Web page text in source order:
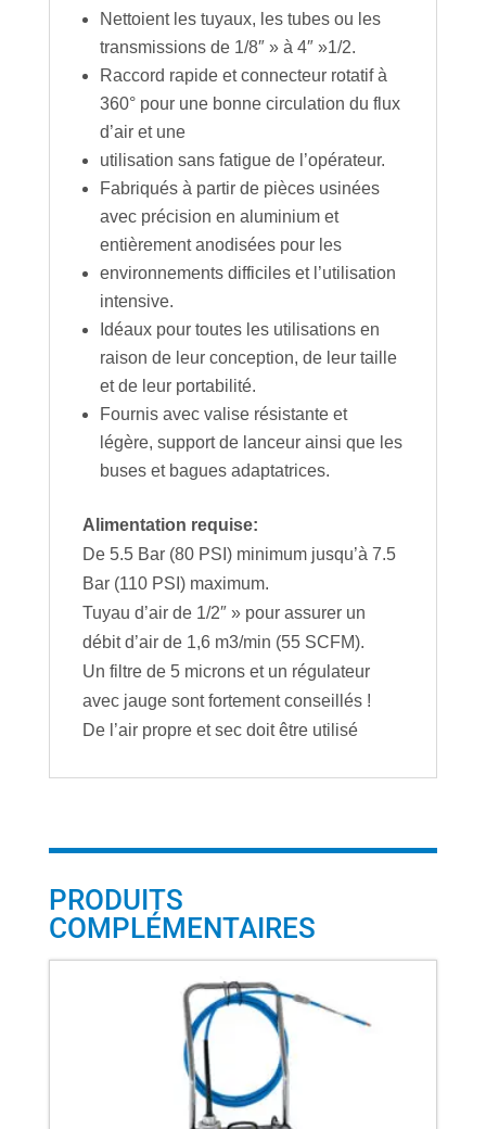
Nettoient les tuyaux, les tubes ou les
transmissions de 1/8″ » à 4″ »1/2.
Raccord rapide et connecteur rotatif à
360° pour une bonne circulation du flux
d’air et une
utilisation sans fatigue de l’opérateur.
Fabriqués à partir de pièces usinées
avec précision en aluminium et
entièrement anodisées pour les
environnements difficiles et l’utilisation
intensive.
Idéaux pour toutes les utilisations en
raison de leur conception, de leur taille
et de leur portabilité.
Fournis avec valise résistante et
légère, support de lanceur ainsi que les
buses et bagues adaptatrices.
Alimentation requise:
De 5.5 Bar (80 PSI) minimum jusqu’à 7.5
Bar (110 PSI) maximum.
Tuyau d’air de 1/2″ » pour assurer un
débit d’air de 1,6 m3/min (55 SCFM).
Un filtre de 5 microns et un régulateur
avec jauge sont fortement conseillés !
De l’air propre et sec doit être utilisé
PRODUITS
COMPLÉMENTAIRES